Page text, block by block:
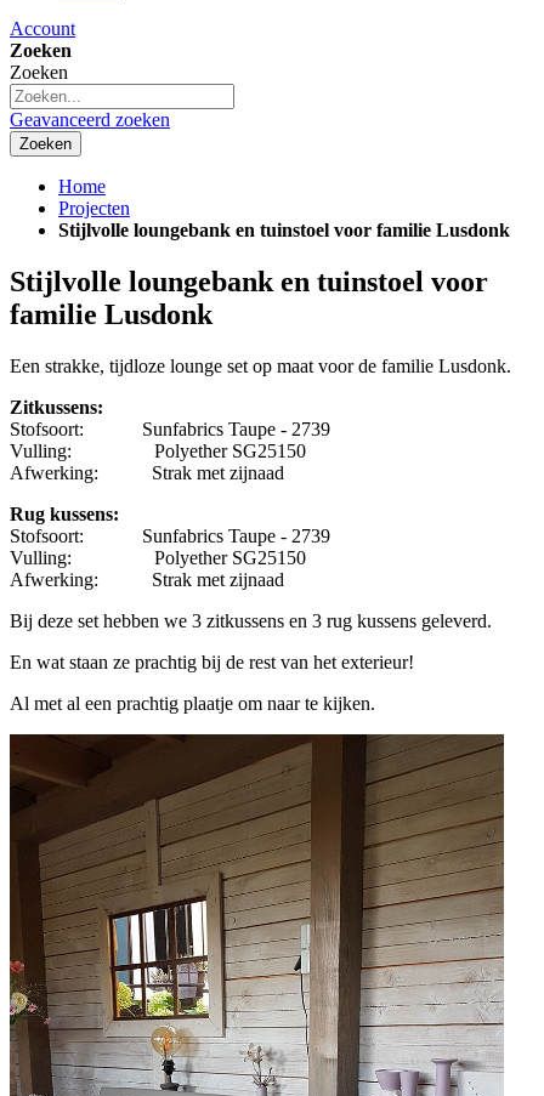
Account
Zoeken
Zoeken
Geavanceerd zoeken
Zoeken
Home
Projecten
Stijlvolle loungebank en tuinstoel voor familie Lusdonk
Stijlvolle loungebank en tuinstoel voor
familie Lusdonk
Een strakke, tijdloze lounge set op maat voor de familie Lusdonk.
Zitkussens:
Stofsoort: Sunfabrics Taupe - 2739
Vulling: Polyether SG25150
Afwerking: Strak met zijnaad
Rug kussens:
Stofsoort: Sunfabrics Taupe - 2739
Vulling: Polyether SG25150
Afwerking: Strak met zijnaad
Bij deze set hebben we 3 zitkussens en 3 rug kussens geleverd.
En wat staan ze prachtig bij de rest van het exterieur!
Al met al een prachtig plaatje om naar te kijken.